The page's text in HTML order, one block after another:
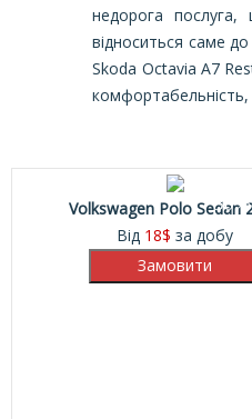
недорога
відноситься саме
Skoda Octavia A7
30%
Volkswagen Polo Sedan
Від 18$ за добу